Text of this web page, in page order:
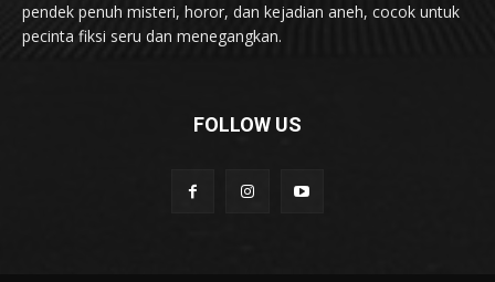
pendek penuh misteri, horor, dan kejadian aneh, cocok untuk
pecinta fiksi seru dan menegangkan.
FOLLOW US